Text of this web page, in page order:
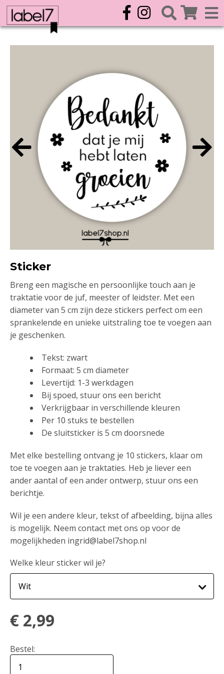
Sticker
Breng een magische en persoonlijke touch aan je
traktatie voor de juf, meester of leidster. Met een
diameter van 5 cm zijn deze stickers perfect om een
sprankelende en unieke uitstraling toe te voegen aan
je geschenken.
Tekst: zwart
Formaat: 5 cm diameter
Levertijd: 1-3 werkdagen
Bij spoed, stuur ons een bericht
Verkrijgbaar in verschillende kleuren
Per 10 stuks te bestellen
De sluitsticker is 5 cm doorsnede
Met elke bestelling ontvang je 10 stickers, klaar om
toe te voegen aan je traktaties. Heb je liever een
ander aantal of een ander ontwerp, stuur ons een
berichtje.
Wil je een andere kleur, tekst of afbeelding, bijna alles
is mogelijk. Neem contact met ons op voor de
mogelijkheden ingrid@label7shop.nl
Welke kleur sticker wil je?
€ 2,99
Bestel: